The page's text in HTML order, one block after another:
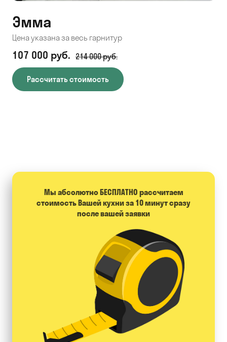
Эмма
Цена указана за весь гарнитур
107 000 руб. 214 000 руб.
Рассчитать стоимость
Мы абсолютно БЕСПЛАТНО расcчитаем
стоимость Вашей кухни за 10 минут сразу
после вашей заявки